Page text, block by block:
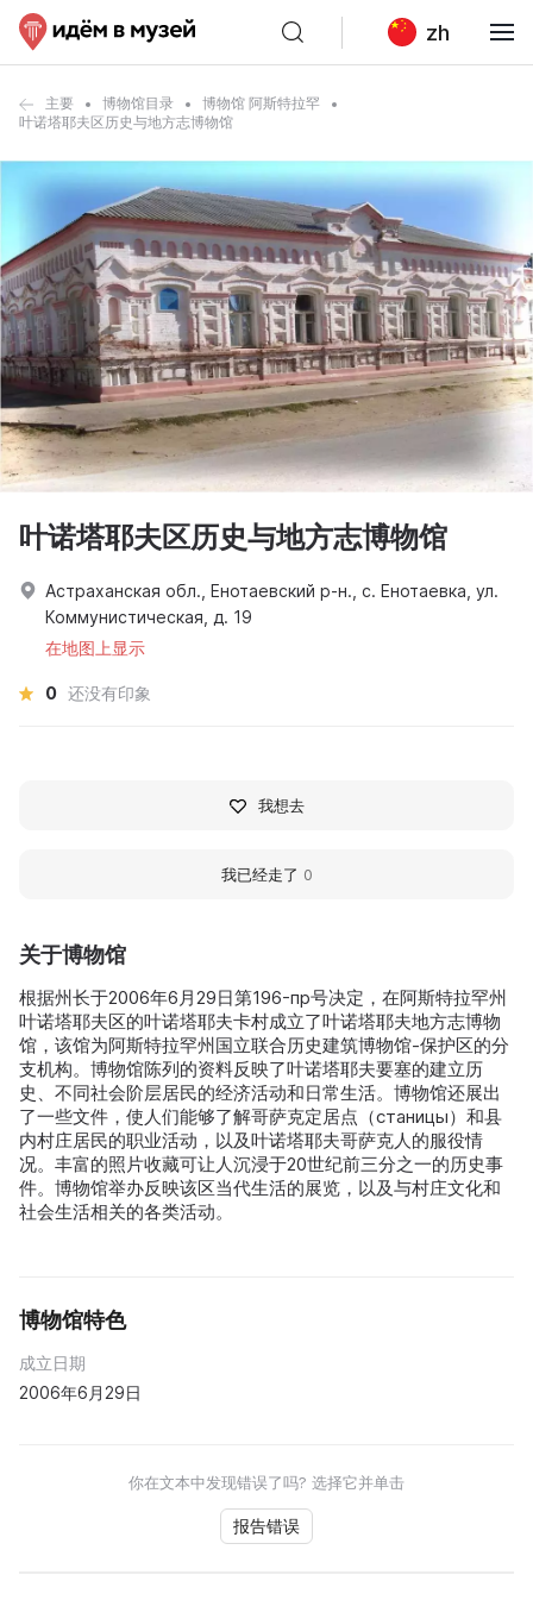
zh
主要 博物馆目录
博物馆 阿斯特拉罕
叶诺塔耶夫区历史与地方志博物馆
关于博物馆
根据州长于2006年6月29日第196-пр号决定，在阿斯特拉罕州
叶诺塔耶夫区的叶诺塔耶夫卡村成立了叶诺塔耶夫地方志博物
馆，该馆为阿斯特拉罕州国立联合历史建筑博物馆-保护区的分
支机构。博物馆陈列的资料反映了叶诺塔耶夫要塞的建立历
史、不同社会阶层居民的经济活动和日常生活。博物馆还展出
了一些文件，使人们能够了解哥萨克定居点（станицы）和县
内村庄居民的职业活动，以及叶诺塔耶夫哥萨克人的服役情
况。丰富的照片收藏可让人沉浸于20世纪前三分之一的历史事
件。博物馆举办反映该区当代生活的展览，以及与村庄文化和
社会生活相关的各类活动。
博物馆特色
成立日期
2006年6月29日
你在文本中发现错误了吗? 选择它并单击
报告错误
叶诺塔耶夫区历史与地方志博物馆
Астраханская обл., Енотаевский р-н., с. Енотаевка, ул.
Коммунистическая, д. 19
在地图上显示
0 还没有印象
我想去
我已经走了 0